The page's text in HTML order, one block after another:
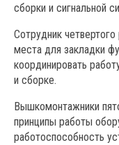
сборки и сигнальной
Сотрудник
места для закладки
координировать
и сборке.
Вышкомонтажники
принципы работы
работоспособность